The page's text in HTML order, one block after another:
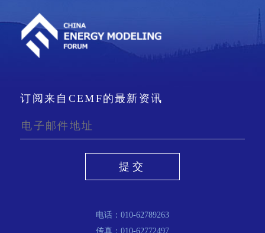
订阅来自CEMF的最新资讯
提交
电话：010-62789263
传真：010-62772497